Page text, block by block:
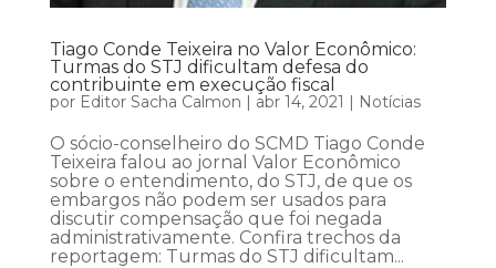
Tiago Conde Teixeira no Valor Econômico:
Turmas do STJ dificultam defesa do
contribuinte em execução fiscal
por Editor Sacha Calmon | abr 14, 2021 | Notícias
O sócio-conselheiro do SCMD Tiago Conde
Teixeira falou ao jornal Valor Econômico
sobre o entendimento, do STJ, de que os
embargos não podem ser usados para
discutir compensação que foi negada
administrativamente. Confira trechos da
reportagem: Turmas do STJ dificultam...